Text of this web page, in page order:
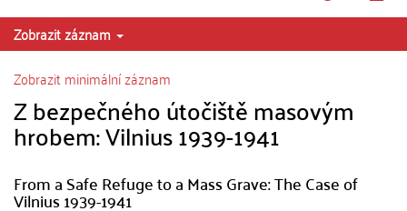
Zobrazit záznam
Zobrazit minimální záznam
Z bezpečného útočiště masovým
hrobem: Vilnius 1939-1941
From a Safe Refuge to a Mass Grave: The Case of
Vilnius 1939-1941